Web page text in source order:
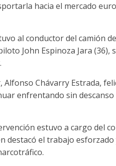
hacia el mercado
al conductor del camión
John Espinoza Jara
Chávarry Estrada,
enfrentando sin
estuvo a cargo del
destacó el trabajo